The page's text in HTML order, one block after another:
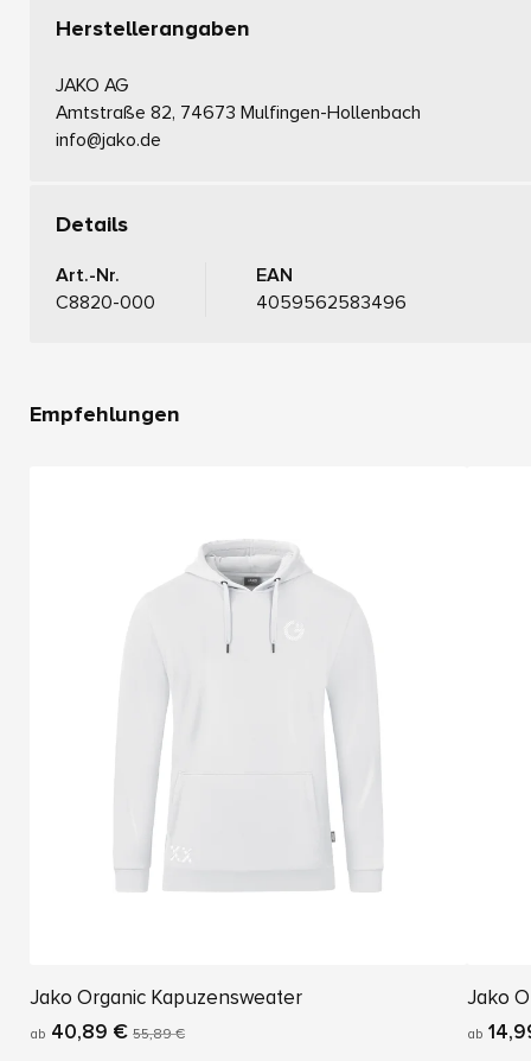
Herstellerangaben
JAKO AG
Amtstraße 82, 74673 Mulfingen-Hollenbach
info@jako.de
Details
Art.-Nr.
C8820-000
EAN
4059562583496
Empfehlungen
Jako Organic Kapuzensweater
ab 40,89 € 55,89 €
Jako
ab